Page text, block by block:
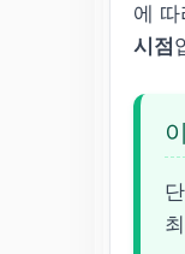
에
시점